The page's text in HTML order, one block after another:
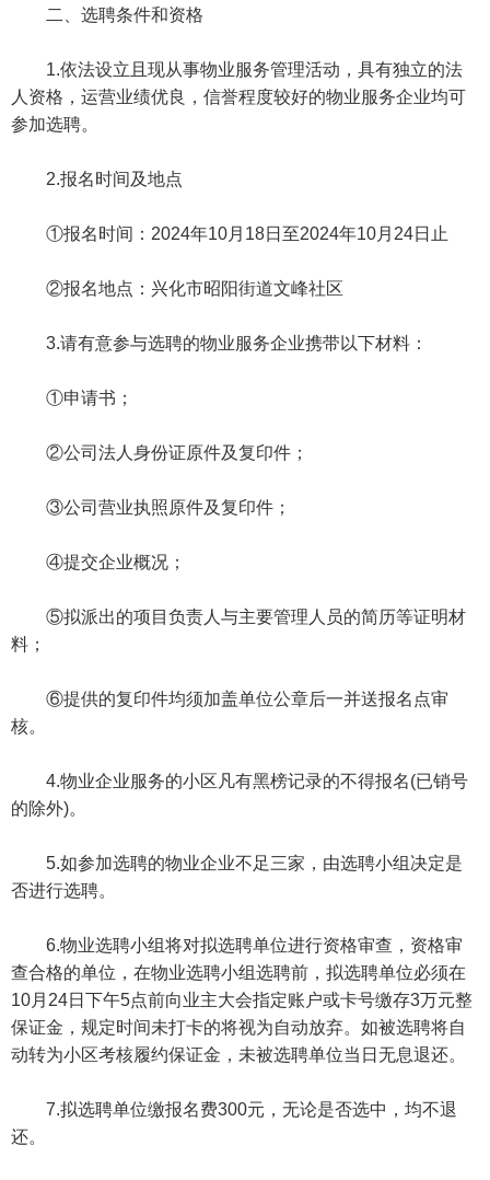
二、选聘条件和资格
1.依法设立且现从事物业服务管理活动，具有独立的法
人资格，运营业绩优良，信誉程度较好的物业服务企业均可
参加选聘。
2.报名时间及地点
①报名时间：2024年10月18日至2024年10月24日止
②报名地点：兴化市昭阳街道文峰社区
3.请有意参与选聘的物业服务企业携带以下材料：
①申请书；
②公司法人身份证原件及复印件；
③公司营业执照原件及复印件；
④提交企业概况；
⑤拟派出的项目负责人与主要管理人员的简历等证明材
料；
⑥提供的复印件均须加盖单位公章后一并送报名点审
核。
4.物业企业服务的小区凡有黑榜记录的不得报名(已销号
的除外)。
5.如参加选聘的物业企业不足三家，由选聘小组决定是
否进行选聘。
6.物业选聘小组将对拟选聘单位进行资格审查，资格审
查合格的单位，在物业选聘小组选聘前，拟选聘单位必须在
10月24日下午5点前向业主大会指定账户或卡号缴存3万元整
保证金，规定时间未打卡的将视为自动放弃。如被选聘将自
动转为小区考核履约保证金，未被选聘单位当日无息退还。
7.拟选聘单位缴报名费300元，无论是否选中，均不退
还。